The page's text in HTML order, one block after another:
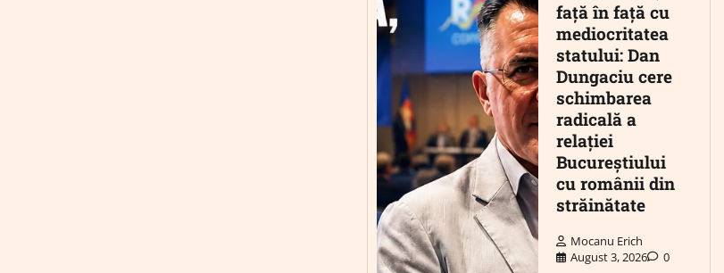
față în față cu
mediocritatea
statului: Dan
Dungaciu cere
schimbarea
radicală a
relației
Bucureștiului
cu românii din
străinătate
Mocanu Erich
August 3, 2026
0